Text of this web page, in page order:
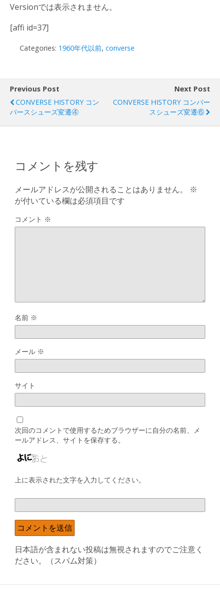
Versionでは表示されません。
[affi id=37]
Categories: 1960年代以前, converse
Previous Post
CONVERSE HISTORY コン
バースシューズ変遷④
Next Post
CONVERSE HISTORY コンバー
スシューズ変遷⑥
コメントを残す
メールアドレスが公開されることはありません。
※
が付いている欄は必須項目です
コメント ※
名前 ※
メール ※
サイト
次回のコメントで使用するためブラウザーに自分の名前、メ
ールアドレス、サイトを保存する。
上に表示された文字を入力してください。
日本語が含まれない投稿は無視されますのでご注意く
ださい。（スパム対策）